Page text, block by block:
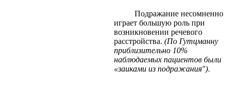
Подражание несомненно
играет большую роль при
возникновении речевого
расстройства. (По Гутцманну
приблизительно 10%
наблюдаемых пациентов были
«заиками из подражания").